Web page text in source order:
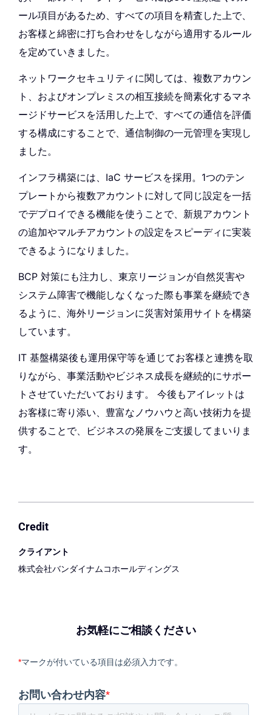
ール項目があるため、すべての項目を精査した上で、
お客様と綿密に打ち合わせをしながら適用するルール
を定めていきました。
ネットワークセキュリティに関しては、複数アカウン
ト、およびオンプレミスの相互接続を簡素化するマネ
ージドサービスを活用した上で、すべての通信を評価
する構成にすることで、通信制御の一元管理を実現し
ました。
インフラ構築には、IaC サービスを採用。1つのテン
プレートから複数アカウントに対して同じ設定を一括
でデプロイできる機能を使うことで、新規アカウント
の追加やマルチアカウントの設定をスピーディに実装
できるようになりました。
BCP 対策にも注力し、東京リージョンが自然災害や
システム障害で機能しなくなった際も事業を継続でき
るように、海外リージョンに災害対策用サイトを構築
しています。
IT 基盤構築後も運用保守等を通じてお客様と連携を取
りながら、事業活動やビジネス成長を継続的にサポー
トさせていただいております。 今後もアイレットは
お客様に寄り添い、豊富なノウハウと高い技術力を提
供することで、ビジネスの発展をご支援してまいりま
す。
Credit
クライアント
株式会社バンダイナムコホールディングス
お気軽にご相談ください